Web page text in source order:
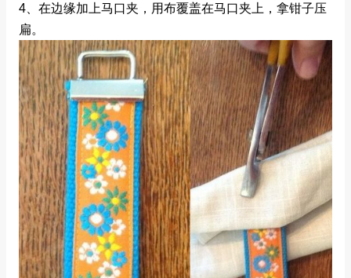
4、在边缘加上马口夹，用布覆盖在马口夹上，拿钳子压
扁。